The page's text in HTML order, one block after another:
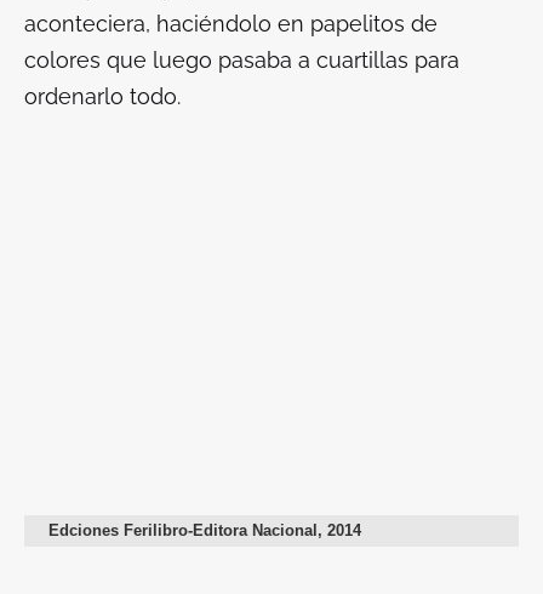
aconteciera, haciéndolo en papelitos de
colores que luego pasaba a cuartillas para
ordenarlo todo.
Edciones Ferilibro-Editora Nacional, 2014